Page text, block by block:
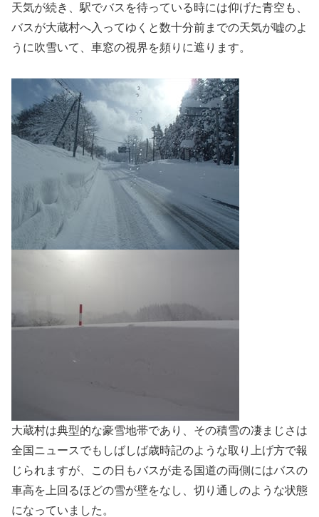
天気が続き、駅でバスを待っている時には仰げた青空も、
バスが大蔵村へ入ってゆくと数十分前までの天気が嘘のよ
うに吹雪いて、車窓の視界を頻りに遮ります。
大蔵村は典型的な豪雪地帯であり、その積雪の凄まじさは
全国ニュースでもしばしば歳時記のような取り上げ方で報
じられますが、この日もバスが走る国道の両側にはバスの
車高を上回るほどの雪が壁をなし、切り通しのような状態
になっていました。